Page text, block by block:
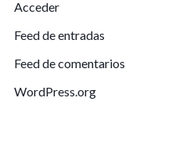
Acceder
Feed de entradas
Feed de comentarios
WordPress.org